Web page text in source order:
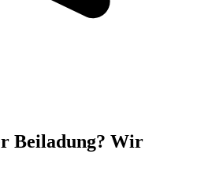
Beiladung? Wir